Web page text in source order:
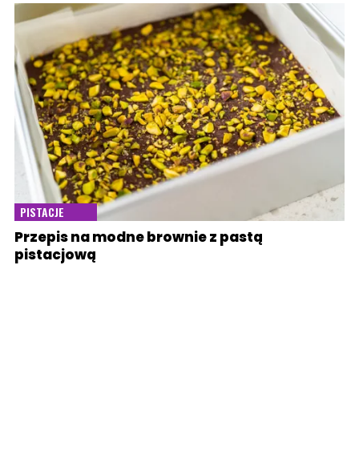
PISTACJE
Przepis na modne brownie z pastą
pistacjową